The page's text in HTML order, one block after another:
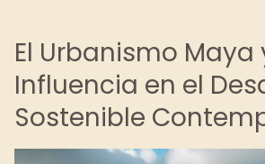
El Urbanismo Maya
Influencia en el
Sostenible